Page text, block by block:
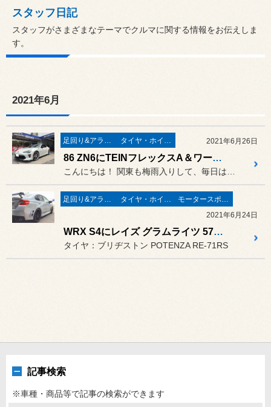
スタッフ日記
スタッフがさまざまなテーマでクルマに関する情報をお伝えしま
す。
2021年6月
2021年6月26日
86 ZN6にTEINフレックスA＆ワークT7R 2P 19インチホイール装着
2021年6月24日
WRX S4にレイズ グラムライツ 57エクストリーム レブリミットエディション ＆ TEIN MONOスポーツ ＆ EDFCを装着
タイヤ：ブリヂストン POTENZA RE-71RS
記事検索
※車種・商品等で記事の検索ができます